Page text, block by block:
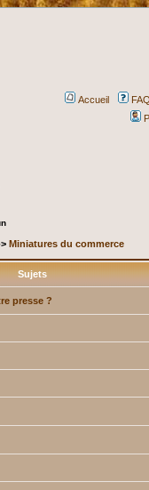
Accueil
Miniatures du commerce
Sujets
presse ?